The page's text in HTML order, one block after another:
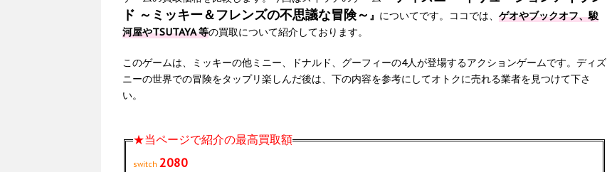
ド ～ミッキー＆フレンズの不思議な冒険～ 』 についてです。ココでは、 ゲオやブックオフ、駿
河屋やTSUTAYA 等の買取について紹介しております。
このゲームは、ミッキーの他ミニー、ドナルド、グーフィーの4人が登場するアクションゲームです。ディズ
ニーの世界での冒険をタップリ楽しんだ後は、下の内容を参考にしてオトクに売れる業者を見つけて下さ
い。
★当ページで紹介の最高買取額
switch 2080